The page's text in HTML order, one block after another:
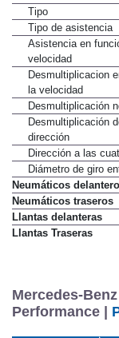
Dirección
Tipo
Tipo de asistencia
Asistencia en
velocidad
Desmultiplicacion
la velocidad
Desmultiplicación
Desmultiplicación
dirección
Dirección a las
Diámetro de giro
Neumáticos delanteros
Neumáticos traseros
Llantas delanteras
Mercedes-Benz
Performance |